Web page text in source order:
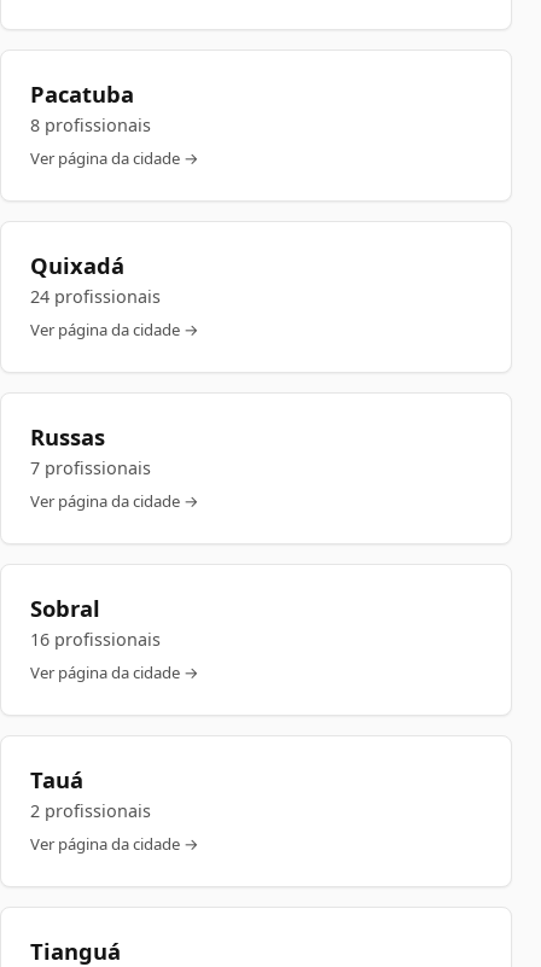
Pacatuba
8 profissionais
Ver página da cidade →
Quixadá
24 profissionais
Ver página da cidade →
Russas
7 profissionais
Ver página da cidade →
Sobral
16 profissionais
Ver página da cidade →
Tauá
2 profissionais
Ver página da cidade →
Tianguá